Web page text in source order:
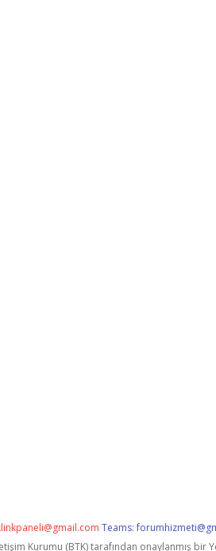
Teams:
Kurumu (BTK) tarafından onaylanmış